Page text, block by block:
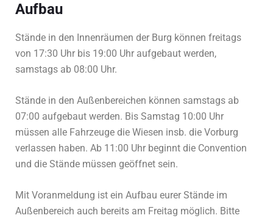
Aufbau
Stände in den Innenräumen der Burg können freitags
von 17:30 Uhr bis 19:00 Uhr aufgebaut werden,
samstags ab 08:00 Uhr.
Stände in den Außenbereichen können samstags ab
07:00 aufgebaut werden. Bis Samstag 10:00 Uhr
müssen alle Fahrzeuge die Wiesen insb. die Vorburg
verlassen haben. Ab 11:00 Uhr beginnt die Convention
und die Stände müssen geöffnet sein.
Mit Voranmeldung ist ein Aufbau eurer Stände im
Außenbereich auch bereits am Freitag möglich. Bitte